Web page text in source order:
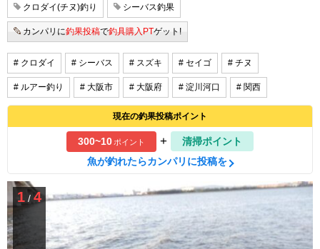
クロダイ(チヌ)釣り シーバス釣果
カンパリに釣果投稿で釣具購入PTゲット!
# クロダイ # シーバス # スズキ # セイゴ # チヌ
# ルアー釣り # 大阪市 # 大阪府 # 淀川河口 # 関西
現在の釣果投稿ポイント
300~10ポイント +
清掃ポイント
魚が釣れたらカンパリに投稿を
1 / 4